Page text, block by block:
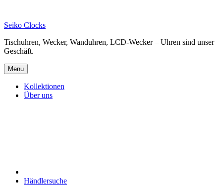
content
Seiko Clocks
Tischuhren, Wecker, Wanduhren, LCD-Wecker – Uhren sind unser
Geschäft.
Menu
Kollektionen
Über uns
Händlersuche